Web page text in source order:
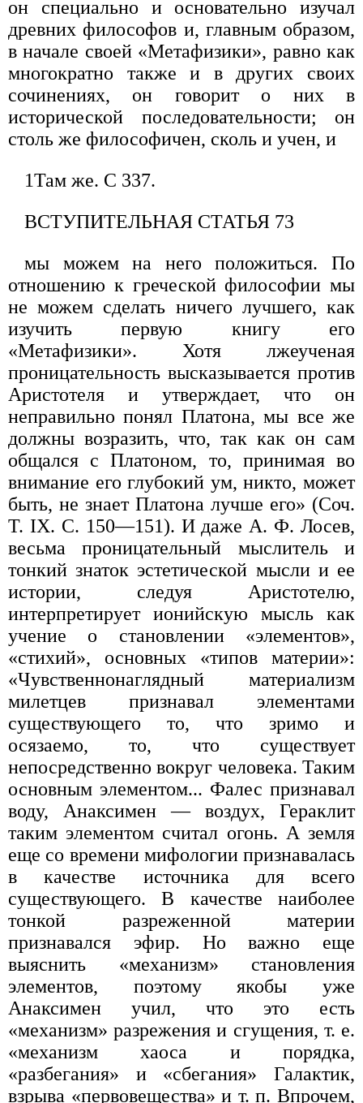
он специально и основательно изучал
древних философов и, главным образом,
в начале своей «Метафизики», равно как
многократно также и в других своих
сочинениях, он говорит о них в
исторической последовательности; он
столь же философичен, сколь и учен, и
1Там же. С 337.
ВСТУПИТЕЛЬНАЯ СТАТЬЯ 73
мы можем на него положиться. По
отношению к греческой философии мы
не можем сделать ничего лучшего, как
изучить первую книгу его
«Метафизики». Хотя лжеученая
проницательность высказывается против
Аристотеля и утверждает, что он
неправильно понял Платона, мы все же
должны возразить, что, так как он сам
общался с Платоном, то, принимая во
внимание его глубокий ум, никто, может
быть, не знает Платона лучше его» (Соч.
Т. IX. С. 150—151). И даже А. Ф. Лосев,
весьма проницательный мыслитель и
тонкий знаток эстетической мысли и ее
истории, следуя Аристотелю,
интерпретирует ионийскую мысль как
учение о становлении «элементов»,
«стихий», основных «типов материи»:
«Чувственнонаглядный материализм
милетцев признавал элементами
существующего то, что зримо и
осязаемо, то, что существует
непосредственно вокруг человека. Таким
основным элементом... Фалес признавал
воду, Анаксимен — воздух, Гераклит
таким элементом считал огонь. А земля
еще со времени мифологии признавалась
в качестве источника для всего
существующего. В качестве наиболее
тонкой разреженной материи
признавался эфир. Но важно еще
выяснить «механизм» становления
элементов, поэтому якобы уже
Анаксимен учил, что это есть
«механизм» разрежения и сгущения, т. е.
«механизм хаоса и порядка,
«разбегания» и «сбегания» Галактик,
взрыва «первовещества» и т. п. Впрочем,